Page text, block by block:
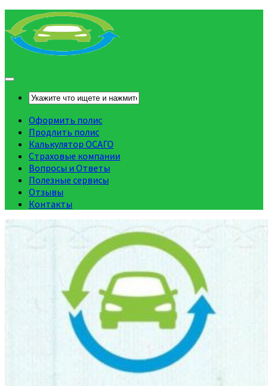
Оформить полис
Продлить полис
Калькулятор ОСАГО
Страховые компании
Вопросы и Ответы
Полезные сервисы
Отзывы
Контакты